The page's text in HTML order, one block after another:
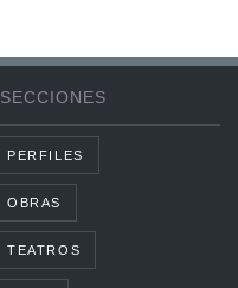
SECCIONES
PERFILES
OBRAS
TEATROS